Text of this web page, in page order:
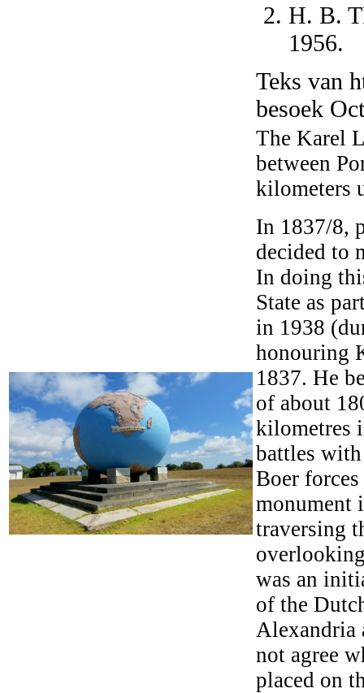
H. B.
1956.
Teks van
besoek
The Karel
between
kilometers
In 1837/8,
decided to
In doing
State as
in 1938
honouring
1837. He
of about
kilometres
battles
Boer
monument
traversing
was an
of the
Alexandria
not agree
placed on